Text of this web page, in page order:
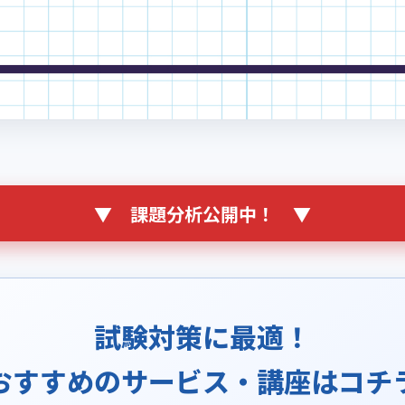
▼ 課題分析公開中！ ▼
試験対策に最適！
すすめのサービス・講座はコチ